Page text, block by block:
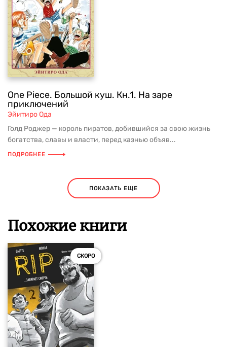
One Piece. Большой куш. Кн.1. На заре
приключений
Эйитиро Ода
Голд Роджер — король пиратов, добившийся за свою жизнь
богатства, славы и власти, перед казнью объяв...
ПОДРОБНЕЕ
ПОКАЗАТЬ ЕЩЕ
Похожие книги
СКОРО